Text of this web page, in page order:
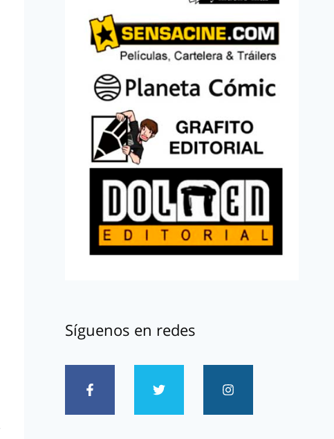
Síguenos en redes